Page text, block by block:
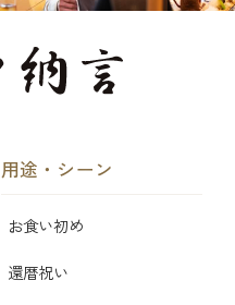
用途・シーン
お食い初め
還暦祝い